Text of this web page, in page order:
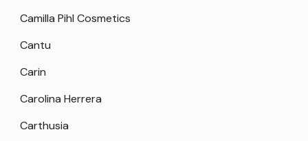
Camilla Pihl Cosmetics
Cantu
Carin
Carolina Herrera
Carthusia